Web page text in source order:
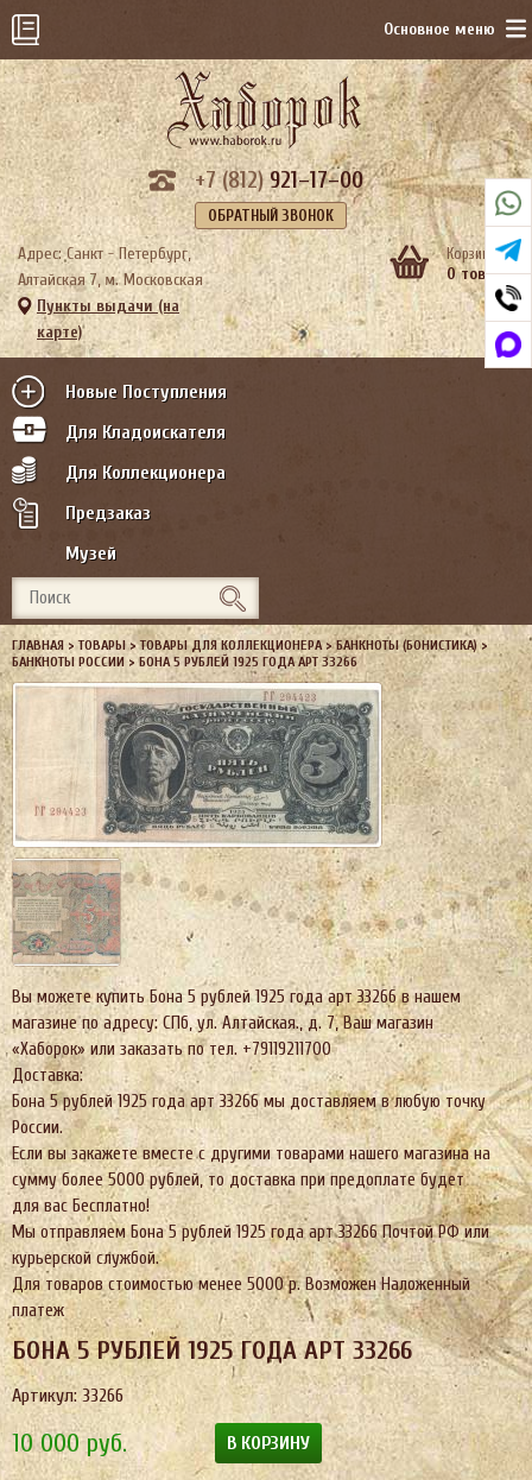
Основное меню
+7 (812)921–17–00
ОБРАТНЫЙ ЗВОНОК
Адрес: Санкт - Петербург,
Алтайская 7, м. Московская
Пункты выдачи (на
карте)
Корзина:
0 тов.
Новые Поступления
Для Кладоискателя
Для Коллекционера
Предзаказ
Музей
ГЛАВНАЯ >ТОВАРЫ>ТОВАРЫ ДЛЯ КОЛЛЕКЦИОНЕРА>БАНКНОТЫ (БОНИСТИКА)>
БАНКНОТЫ РОССИИ >БОНА 5 РУБЛЕЙ 1925 ГОДА АРТ 33266
Вы можете купить Бона 5 рублей 1925 года арт 33266 в нашем
магазине по адресу: СПб, ул. Алтайская., д. 7, Ваш магазин
«Хаборок» или заказать по тел. +79119211700
Доставка:
Бона 5 рублей 1925 года арт 33266 мы доставляем в любую точку
России.
Если вы закажете вместе с другими товарами нашего магазина на
сумму более 5000 рублей, то доставка при предоплате будет
для вас Бесплатно!
Мы отправляем Бона 5 рублей 1925 года арт 33266 Почтой РФ или
курьерской службой.
Для товаров стоимостью менее 5000 р. Возможен Наложенный
платеж
БОНА 5 РУБЛЕЙ 1925 ГОДА АРТ 33266
Артикул: 33266
10 000 руб. В КОРЗИНУ